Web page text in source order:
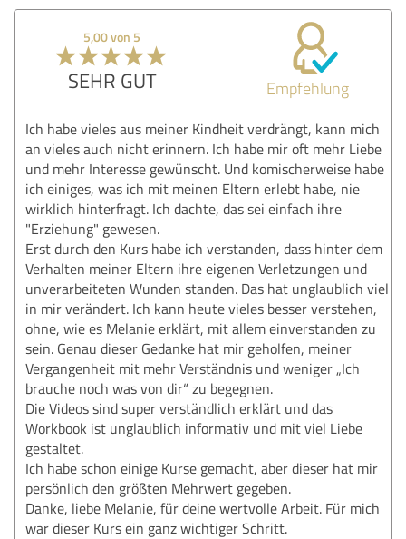
5,00 von 5
SEHR GUT Empfehlung
Ich habe vieles aus meiner Kindheit verdrängt, kann mich
an vieles auch nicht erinnern. Ich habe mir oft mehr Liebe
und mehr Interesse gewünscht. Und komischerweise habe
ich einiges, was ich mit meinen Eltern erlebt habe, nie
wirklich hinterfragt. Ich dachte, das sei einfach ihre
"Erziehung" gewesen.
Erst durch den Kurs habe ich verstanden, dass hinter dem
Verhalten meiner Eltern ihre eigenen Verletzungen und
unverarbeiteten Wunden standen. Das hat unglaublich viel
in mir verändert. Ich kann heute vieles besser verstehen,
ohne, wie es Melanie erklärt, mit allem einverstanden zu
sein. Genau dieser Gedanke hat mir geholfen, meiner
Vergangenheit mit mehr Verständnis und weniger „Ich
brauche noch was von dir“ zu begegnen.
Die Videos sind super verständlich erklärt und das
Workbook ist unglaublich informativ und mit viel Liebe
gestaltet.
Ich habe schon einige Kurse gemacht, aber dieser hat mir
persönlich den größten Mehrwert gegeben.
Danke, liebe Melanie, für deine wertvolle Arbeit. Für mich
war dieser Kurs ein ganz wichtiger Schritt.